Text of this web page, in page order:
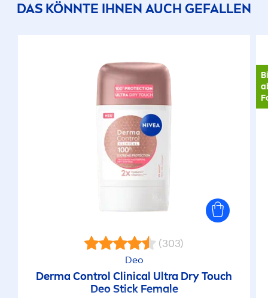
DAS KÖNNTE IHNEN AUCH GEFALLEN
(303)
Deo
Derma Control Clinical Ultra Dry Touch
Deo Stick Female